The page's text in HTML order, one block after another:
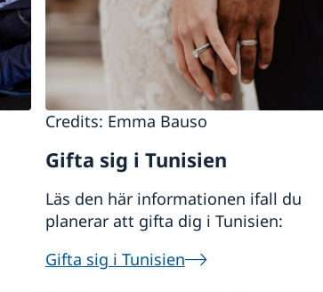
Credits: Emma Bauso
Gifta sig i Tunisien
Läs den här informationen ifall du
planerar att gifta dig i Tunisien:
Gifta sig i Tunisien